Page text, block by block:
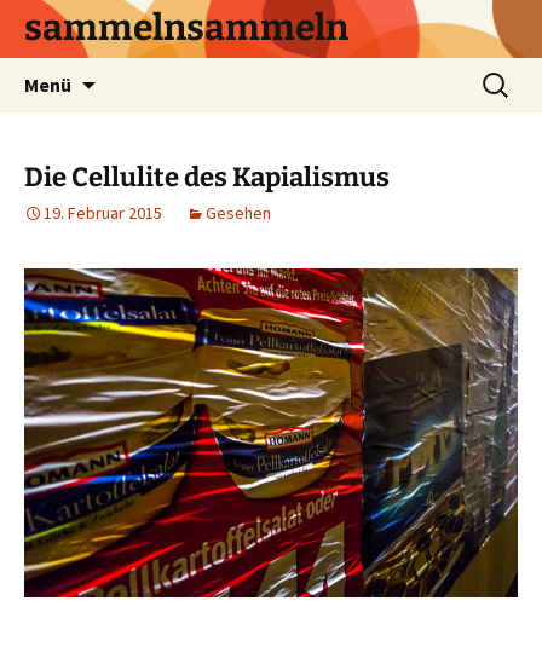
sammelnsammeln
Menü
Suchen
nach:
Die Cellulite des Kapialismus
19. Februar 2015 Gesehen